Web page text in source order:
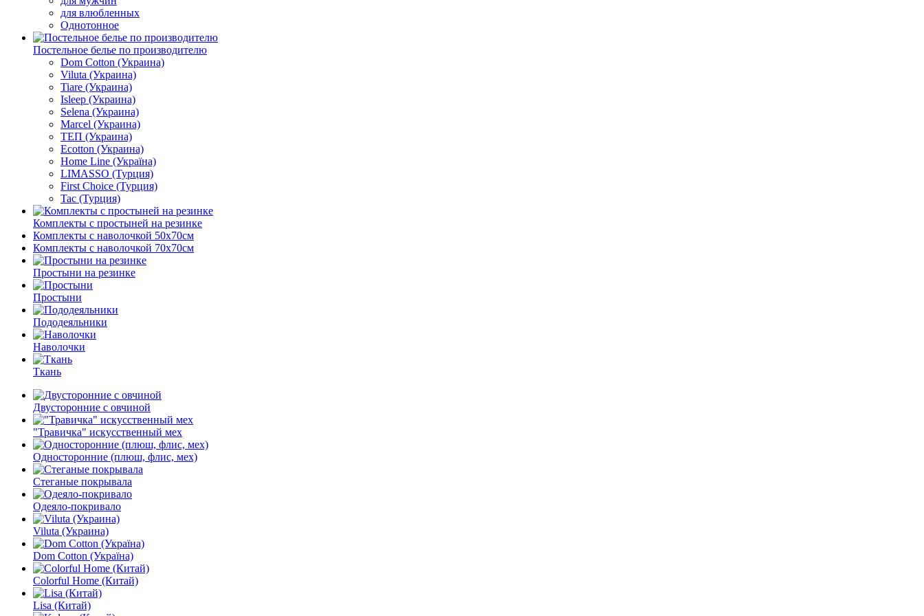
для влюбленных
Однотонное
Постельное белье по производителю
Dom Cotton (Украина)
Viluta (Украина)
Tiare (Украина)
Isleep (Украина)
Selena (Украина)
Marcel (Украина)
ТЕП (Украина)
Ecotton (Украина)
Home Line (Україна)
LIMASSO (Турция)
First Choice (Турция)
Tac (Турция)
Комплекты с простыней на резинке
Комплекты с наволочкой 50х70см
Комплекты с наволочкой 70х70см
Простыни на резинке
Простыни
Пододеяльники
Наволочки
Ткань
Двусторонние с овчиной
"Травичка" искусственный мех
Односторонние (плюш, флис, мех)
Стеганые покрывала
Одеяло-покривало
Viluta (Украина)
Dom Cotton (Україна)
Colorful Home (Китай)
Lisa (Китай)